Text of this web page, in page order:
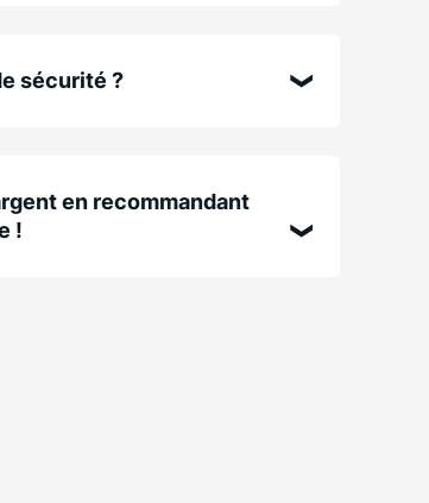
sécurité ?
en recommandant
!